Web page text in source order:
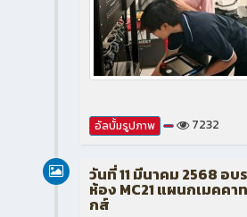
อัลบั้มรูปภาพ 7232
วันที่ 11 มีนาคม 2568 อบ
ห้อง MC21 แผนกเมคคา
กส์